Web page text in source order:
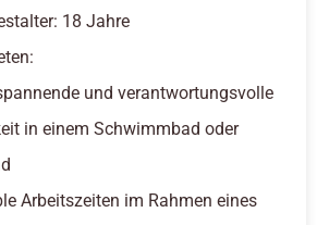
18 Jahre
und verantwortungsvolle
in einem Schwimmbad oder
Arbeitszeiten im Rahmen eines